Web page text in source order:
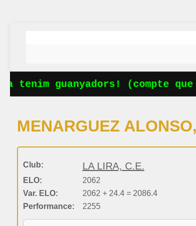
tenim guanyadors! (compte
MENARGUEZ
Club: LA LIRA, C.E.
ELO:
2062
Var. ELO:
2062 + 24.4 = 2086.4
Performance:
2255